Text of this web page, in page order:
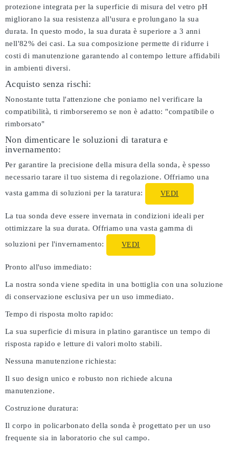
protezione integrata per la superficie di misura del vetro pH
migliorano la sua resistenza all'usura e prolungano la sua
durata. In questo modo, la sua durata è superiore a 3 anni
nell'82% dei casi. La sua composizione permette di ridurre i
costi di manutenzione garantendo al contempo letture affidabili
in ambienti diversi.
Acquisto senza rischi:
Nonostante tutta l'attenzione che poniamo nel verificare la
compatibilità, ti rimborseremo se non è adatto: "compatibile o
rimborsato"
Non dimenticare le soluzioni di taratura e
invernamento:
Per garantire la precisione della misura della sonda, è spesso
necessario tarare il tuo sistema di regolazione. Offriamo una
vasta gamma di soluzioni per la taratura:
VEDI
La tua sonda deve essere invernata in condizioni ideali per
ottimizzare la sua durata. Offriamo una vasta gamma di
soluzioni per l'invernamento:
VEDI
Pronto all'uso immediato:
La nostra sonda viene spedita in una bottiglia con una soluzione
di conservazione esclusiva per un uso immediato.
Tempo di risposta molto rapido:
La sua superficie di misura in platino garantisce un tempo di
risposta rapido e letture di valori molto stabili.
Nessuna manutenzione richiesta:
Il suo design unico e robusto non richiede alcuna
manutenzione.
Costruzione duratura:
Il corpo in policarbonato della sonda è progettato per un uso
frequente sia in laboratorio che sul campo.